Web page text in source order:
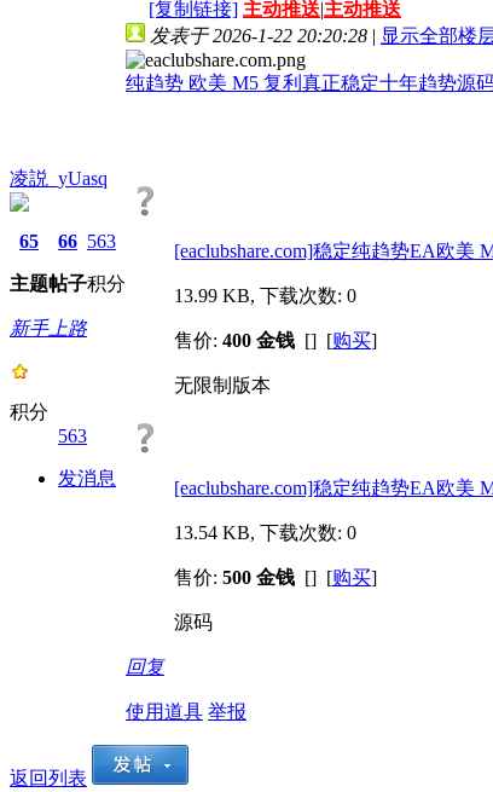
[复制链接] 主动推送|主动推送
凌説_yUasq
65
主题
66
帖子
563
积分
新手上路
积分
563
发消息
发表于 2026-1-22 20:20:28 | 显示全部楼
纯趋势 欧美 M5 复利真正稳定十年趋势源
[eaclubshare.com]稳定纯趋势EA欧美
13.99 KB, 下载次数: 0
售价: 400 金钱 [] [购买]
无限制版本
[eaclubshare.com]稳定纯趋势EA欧美
13.54 KB, 下载次数: 0
售价: 500 金钱 [] [购买]
源码
回复
使用道具 举报
返回列表